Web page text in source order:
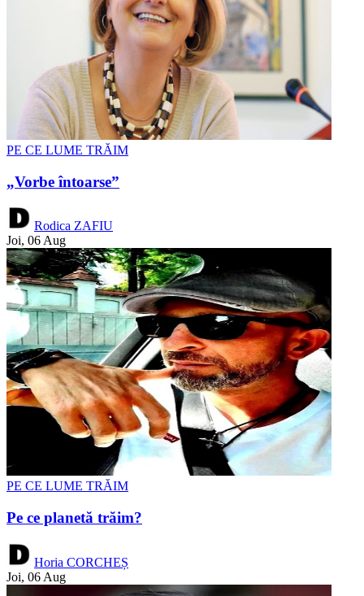
PE CE LUME TRĂIM
„Vorbe întoarse”
Rodica ZAFIU
Joi, 06 Aug
PE CE LUME TRĂIM
Pe ce planetă trăim?
Horia CORCHEȘ
Joi, 06 Aug